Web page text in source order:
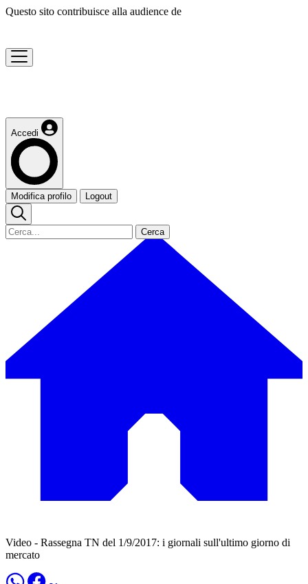
Questo sito contribuisce alla audience de
Accedi
Modifica profilo Logout
Cerca
Video - Rassegna TN del 1/9/2017: i giornali sull'ultimo giorno di
mercato